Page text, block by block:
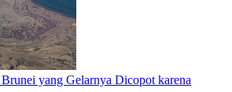
yang Gelarnya Dicopot karena